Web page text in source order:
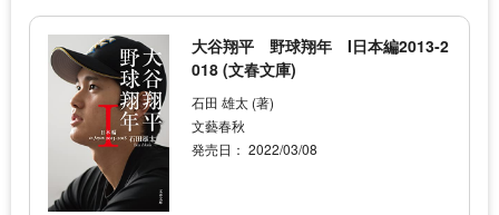
大谷翔平 野球翔年 I日本編2013‐2
018 (文春文庫)
石田 雄太 (著)
文藝春秋
発売日： 2022/03/08